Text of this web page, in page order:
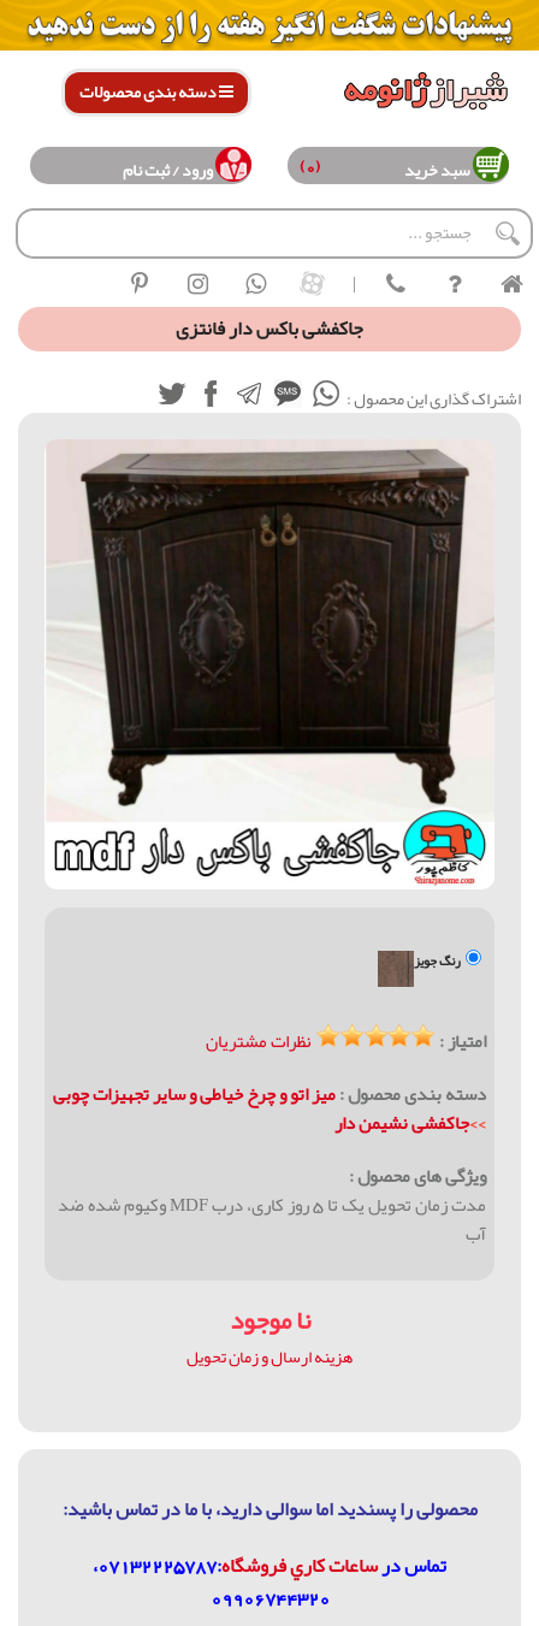
دسته بندی محصولات
سبد خرید (0) ورود / ثبت نام
|
جاکفشی باکس دار فانتزی
اشتراک گذاری این محصول :
رنگ جویز
امتیاز :
نظرات مشتریان
دسته بندی محصول :میز اتو و چرخ خیاطی و سایر تجهیزات چوبی
>>جاکفشی نشیمن دار
ویژگی های محصول :
مدت زمان تحویل یک تا 5 روز کاری، درب MDF وکیوم شده ضد
آب
نا موجود
هزینه ارسال و زمان تحویل
محصولی را پسندید اما سوالی دارید، با ما در تماس باشيد:
تماس درساعات كاري فروشگاه
:07132225787،
09906744320